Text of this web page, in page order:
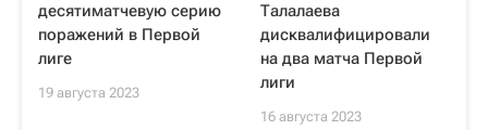
десятиматчевую серию
поражений в Первой
лиге
19 августа 2023
Талалаева
дисквалифицировали
на два матча Первой
лиги
16 августа 2023